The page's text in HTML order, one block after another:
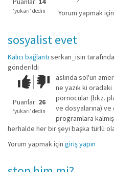
değil!
‘yukarı’ dedin
Yorum yapmak için
sosyalist evet
Kalıcı bağlantı serkan_isin
gönderildi
Çok iyi!O
kadar
iyi
değil!
Puanlar: 26
‘yukarı’ dedin
aslında sol'un
ne yazık ki
pornocular (bkz.
ve dosyalarına)
programlara
herhalde her bir şeyi başka türlü
Yorum yapmak için giriş yapın